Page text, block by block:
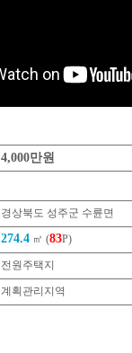
4,000만원
경상북도 성주군 수륜면
274.4 ㎡ (83P)
전원주택지
계획관리지역